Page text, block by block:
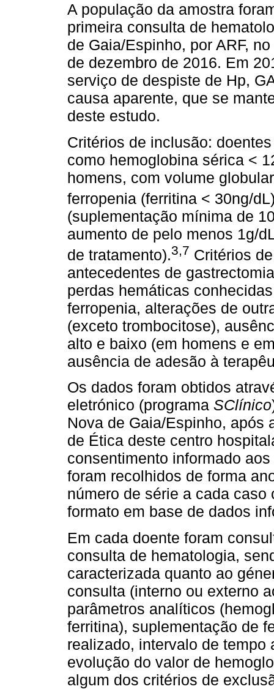
A população da amostra
primeira consulta de
de Gaia/Espinho, por ARF,
de dezembro de 2016. Em
serviço de despiste de Hp,
causa aparente, que se
deste estudo.
Critérios de inclusão:
como hemoglobina sérica <
homens, com volume
ferropenia (ferritina < 30ng/
(suplementação mínima de
aumento de pelo menos 1g/
de tratamento).3,7 Critérios
antecedentes de
perdas hemáticas
ferropenia, alterações de
(exceto trombocitose),
alto e baixo (em homens e
ausência de adesão à
Os dados foram obtidos
eletrónico (programa SClínico
Nova de Gaia/Espinho, após
de Ética deste centro
consentimento informado
foram recolhidos de forma
número de série a cada
formato em base de dados
Em cada doente foram
consulta de hematologia,
caracterizada quanto ao
consulta (interno ou externo
parâmetros analíticos
ferritina), suplementação de
realizado, intervalo de tempo
evolução do valor de
algum dos critérios de